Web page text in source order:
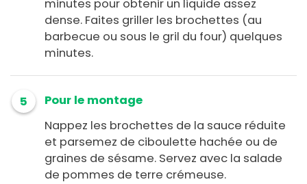
minutes pour obtenir un liquide assez
dense. Faites griller les brochettes (au
barbecue ou sous le gril du four) quelques
minutes.
5
Pour le montage
Nappez les brochettes de la sauce réduite
et parsemez de ciboulette hachée ou de
graines de sésame. Servez avec la salade
de pommes de terre crémeuse.